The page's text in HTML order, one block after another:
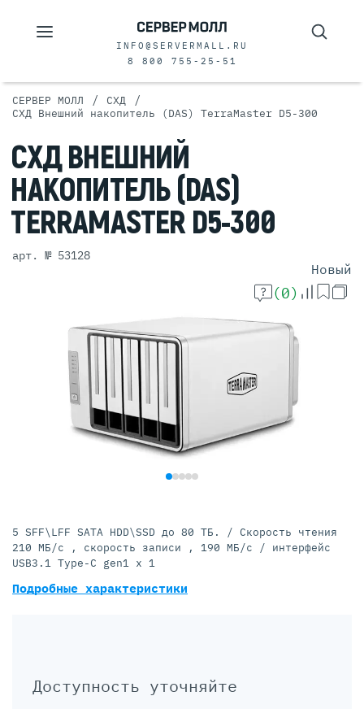
INFO@SERVERMALL.RU
8 800 755-25-51
СЕРВЕР МОЛЛ / СХД /
СХД Внешний накопитель (DAS) TerraMaster D5-300
СХДВНЕШНИЙ
НАКОПИТЕЛЬ(DAS)
TERRAMASTERD5-300
арт. № 53128
Новый
(0)
Доступность уточняйте
5 SFF\LFF SATA HDD\SSD до 80 ТБ. / Cкорость чтения
210 МБ/с , скорость записи , 190 МБ/с / интерфейс
USB3.1 Type-C gen1 x 1
Подробные характеристики